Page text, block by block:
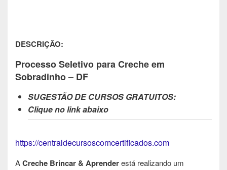
DESCRIÇÃO:
Processo Seletivo para Creche em
Sobradinho – DF
SUGESTÃO DE CURSOS GRATUITOS:
Clique no link abaixo
https://centraldecursoscomcertificados.com
ACreche Brincar & Aprenderestá realizando um